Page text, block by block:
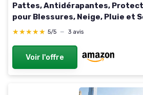
Pattes, Antidérapantes,
pour Blessures, Neige, Pluie et
Opératoire (Noir, XL) XL Noir
★★★★★
★★★★★ 5/5 — 3 avis
Voir l'offre